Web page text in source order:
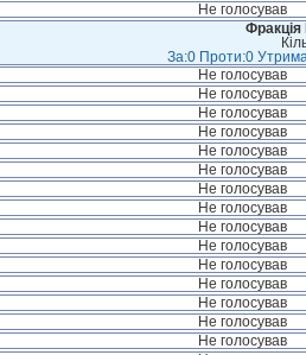
Не голосував
За:0 Проти:0
Не голосував
Не голосував
Не голосував
Не голосував
Не голосував
Не голосував
Не голосував
Не голосував
Не голосував
Не голосував
Не голосував
Не голосував
Не голосував
Не голосував
Не голосував